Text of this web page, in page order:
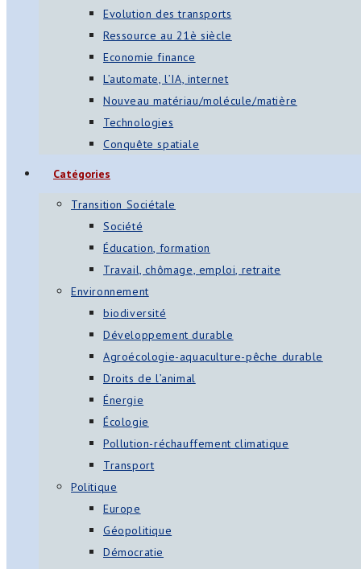
Evolution des transports
Ressource au 21è siècle
Economie finance
L’automate, l’IA, internet
Nouveau matériau/molécule/matière
Technologies
Conquête spatiale
Catégories
Transition Sociétale
Société
Éducation, formation
Travail, chômage, emploi, retraite
Environnement
biodiversité
Développement durable
Agroécologie-aquaculture-pêche durable
Droits de l’animal
Énergie
Écologie
Pollution-réchauffement climatique
Transport
Politique
Europe
Géopolitique
Démocratie